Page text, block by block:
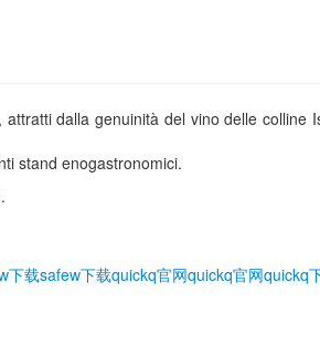
dalla genuinità del vino delle colline
stand enogastronomici.
下载safew下载quickq官网quickq官网quickq